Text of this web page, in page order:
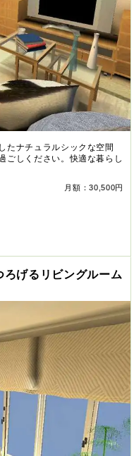
たナチュラルシックな空間
ごしください。快適な暮らし
月額：30,500円
げるリビングルーム